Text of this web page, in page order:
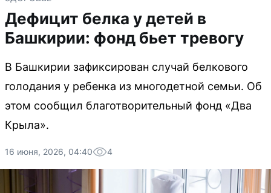
Дефицит белка у детей в
Башкирии: фонд бьет тревогу
В Башкирии зафиксирован случай белкового
голодания у ребенка из многодетной семьи. Об
этом сообщил благотворительный фонд «Два
Крыла».
16 июня, 2026, 04:40 4